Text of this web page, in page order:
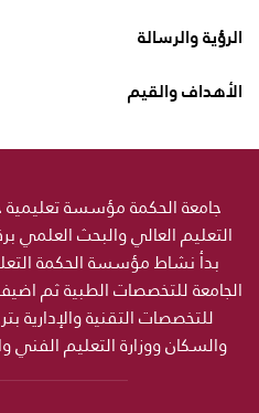
الرؤية والرسالة
الأهداف والقيم
جامعة الحكمة مؤسسة
للتخصصات التقنية والإدارية
والسكان ووزارة التعليم الفني